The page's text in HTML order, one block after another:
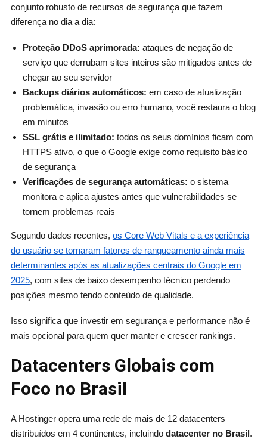
conjunto robusto de recursos de segurança que fazem
diferença no dia a dia:
Proteção DDoS aprimorada: ataques de negação de
serviço que derrubam sites inteiros são mitigados antes de
chegar ao seu servidor
Backups diários automáticos: em caso de atualização
problemática, invasão ou erro humano, você restaura o blog
em minutos
SSL grátis e ilimitado: todos os seus domínios ficam com
HTTPS ativo, o que o Google exige como requisito básico
de segurança
Verificações de segurança automáticas: o sistema
monitora e aplica ajustes antes que vulnerabilidades se
tornem problemas reais
Segundo dados recentes, os Core Web Vitals e a experiência
do usuário se tornaram fatores de ranqueamento ainda mais
determinantes após as atualizações centrais do Google em
2025, com sites de baixo desempenho técnico perdendo
posições mesmo tendo conteúdo de qualidade.
Isso significa que investir em segurança e performance não é
mais opcional para quem quer manter e crescer rankings.
Datacenters Globais com
Foco no Brasil
A Hostinger opera uma rede de mais de 12 datacenters
distribuídos em 4 continentes, incluindo datacenter no Brasil.